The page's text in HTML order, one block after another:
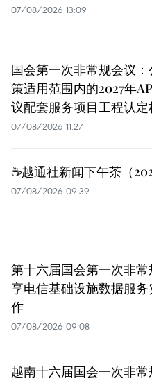
07/08/2026 13:09
国会第一次非常规会议
策适用范围内的2027年
议配套服务项目工程认定
07/08/2026 11:27
☕️越通社新闻下午茶（
07/08/2026 09:39
第十六届国会第一次非
享电信基础设施数据服
作
07/08/2026 09:08
越南十六届国会一次非